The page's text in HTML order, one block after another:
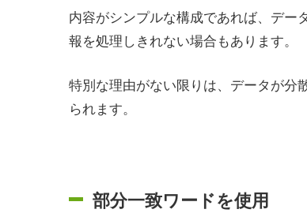
内容がシンプルな構成であれば、デー
報を処理しきれない場合もあります。
特別な理由がない限りは、データが分
られます。
部分一致ワードを使用